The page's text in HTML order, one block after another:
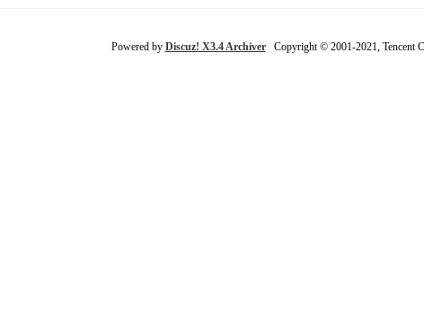
Powered by Discuz! X3.4 ArchiverCopyright © 2001-2021, Tencent